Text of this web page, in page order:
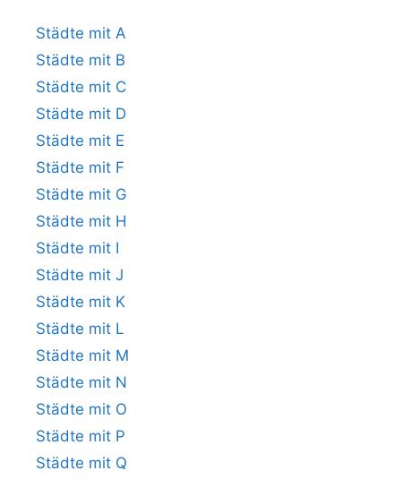
Städte mit A
Städte mit B
Städte mit C
Städte mit D
Städte mit E
Städte mit F
Städte mit G
Städte mit H
Städte mit I
Städte mit J
Städte mit K
Städte mit L
Städte mit M
Städte mit N
Städte mit O
Städte mit P
Städte mit Q